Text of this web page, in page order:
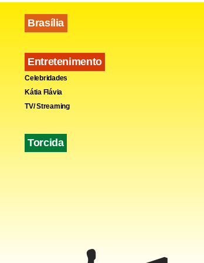
Brasília
Entretenimento
Celebridades
Kátia Flávia
TV/ Streaming
Torcida